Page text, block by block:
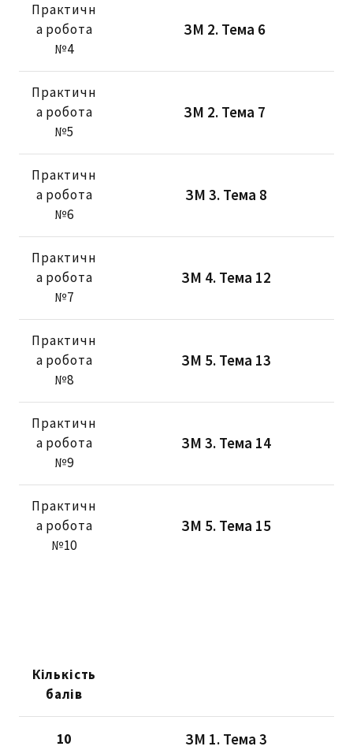
ЗМ 2. Тема 6
Практичн
а робота
№4
ЗМ 2. Тема 7
Практичн
а робота
№5
ЗМ 3. Тема 8
Практичн
а робота
№6
ЗМ 4. Тема 12
Практичн
а робота
№7
ЗМ 5. Тема 13
Практичн
а робота
№8
ЗМ 3. Тема 14
Практичн
а робота
№9
ЗМ 5. Тема 15
Практичн
а робота
№10
Кількість
балів
ЗМ 1. Тема 3
10